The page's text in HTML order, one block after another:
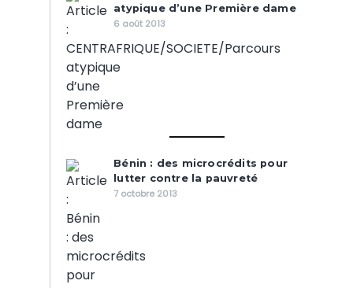
atypique d’une Première dame
6 août 2013
Bénin : des microcrédits pour
lutter contre la pauvreté
7 octobre 2013